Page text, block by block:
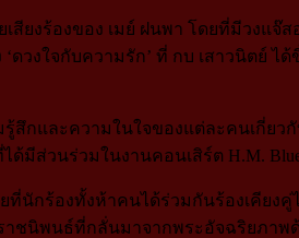
สียงร้องของ เมย์ ฝนพา โดยที่มีวงแจ๊
วงใจกับความรัก’ ที่ กบ เสาวนิตย์ ได้
กและความในใจของแต่ละคนเกี่ย
มีส่วนร่วมในงานคอนเสิร์ต H.M.
นักร้องทั้งห้าคนได้ร่วมกันร้องเคียงคู่
ชนิพนธ์ที่กลั่นมาจากพระอัจฉริยภา